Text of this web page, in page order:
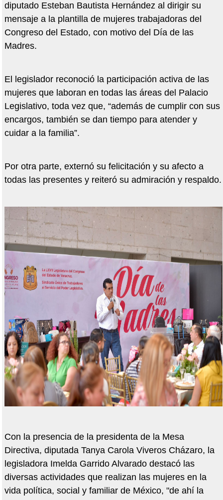
diputado Esteban Bautista Hernández al dirigir su
mensaje a la plantilla de mujeres trabajadoras del
Congreso del Estado, con motivo del Día de las
Madres.
El legislador reconoció la participación activa de las
mujeres que laboran en todas las áreas del Palacio
Legislativo, toda vez que, “además de cumplir con sus
encargos, también se dan tiempo para atender y
cuidar a la familia”.
Por otra parte, externó su felicitación y su afecto a
todas las presentes y reiteró su admiración y respaldo.
Con la presencia de la presidenta de la Mesa
Directiva, diputada Tanya Carola Viveros Cházaro, la
legisladora Imelda Garrido Alvarado destacó las
diversas actividades que realizan las mujeres en la
vida política, social y familiar de México, "de ahí la